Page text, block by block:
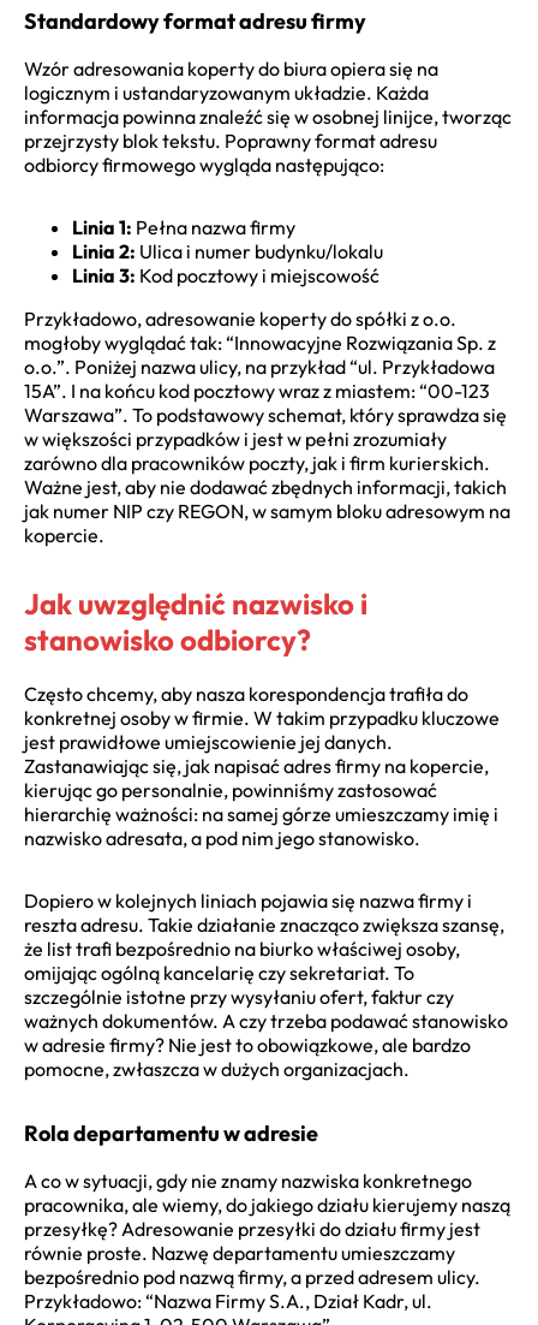
Standardowy format adresu firmy
Wzór adresowania koperty do biura opiera się na
logicznym i ustandaryzowanym układzie. Każda
informacja powinna znaleźć się w osobnej linijce, tworząc
przejrzysty blok tekstu. Poprawny format adresu
odbiorcy firmowego wygląda następująco:
Linia 1: Pełna nazwa firmy
Linia 2: Ulica i numer budynku/lokalu
Linia 3: Kod pocztowy i miejscowość
Przykładowo, adresowanie koperty do spółki z o.o.
mogłoby wyglądać tak: “Innowacyjne Rozwiązania Sp. z
o.o.”. Poniżej nazwa ulicy, na przykład “ul. Przykładowa
15A”. I na końcu kod pocztowy wraz z miastem: “00-123
Warszawa”. To podstawowy schemat, który sprawdza się
w większości przypadków i jest w pełni zrozumiały
zarówno dla pracowników poczty, jak i firm kurierskich.
Ważne jest, aby nie dodawać zbędnych informacji, takich
jak numer NIP czy REGON, w samym bloku adresowym na
kopercie.
Jak uwzględnić nazwisko i
stanowisko odbiorcy?
Często chcemy, aby nasza korespondencja trafiła do
konkretnej osoby w firmie. W takim przypadku kluczowe
jest prawidłowe umiejscowienie jej danych.
Zastanawiając się, jak napisać adres firmy na kopercie,
kierując go personalnie, powinniśmy zastosować
hierarchię ważności: na samej górze umieszczamy imię i
nazwisko adresata, a pod nim jego stanowisko.
Dopiero w kolejnych liniach pojawia się nazwa firmy i
reszta adresu. Takie działanie znacząco zwiększa szansę,
że list trafi bezpośrednio na biurko właściwej osoby,
omijając ogólną kancelarię czy sekretariat. To
szczególnie istotne przy wysyłaniu ofert, faktur czy
ważnych dokumentów. A czy trzeba podawać stanowisko
w adresie firmy? Nie jest to obowiązkowe, ale bardzo
pomocne, zwłaszcza w dużych organizacjach.
Rola departamentu w adresie
A co w sytuacji, gdy nie znamy nazwiska konkretnego
pracownika, ale wiemy, do jakiego działu kierujemy naszą
przesyłkę? Adresowanie przesyłki do działu firmy jest
równie proste. Nazwę departamentu umieszczamy
bezpośrednio pod nazwą firmy, a przed adresem ulicy.
Przykładowo: “Nazwa Firmy S.A., Dział Kadr, ul.